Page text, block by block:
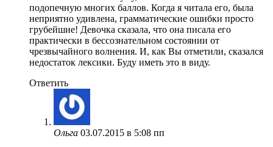
подопечную многих баллов. Когда я читала его, была
неприятно удивлена, грамматические ошибки просто
грубейшие! Девочка сказала, что она писала его
практически в бессознательном состоянии от
чрезвычайного волнения. И, как Вы отметили, сказался
недостаток лексики. Буду иметь это в виду.
Ответить
Ольга 03.07.2015 в 5:08 пп